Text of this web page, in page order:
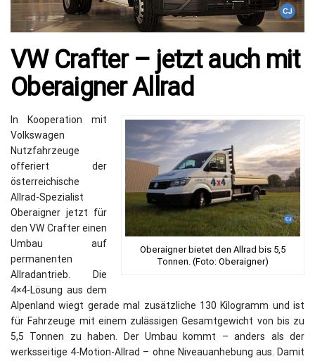
VW Crafter – jetzt auch mit
Oberaigner Allrad
Oberaigner bietet den Allrad bis 5,5
Tonnen. (Foto: Oberaigner)
In Kooperation mit
Volkswagen
Nutzfahrzeuge
offeriert der
österreichische
Allrad-Spezialist
Oberaigner jetzt für
den VW Crafter einen
Umbau auf
permanenten
Allradantrieb. Die
4×4-Lösung aus dem
Alpenland wiegt gerade mal zusätzliche 130 Kilogramm und ist
für Fahrzeuge mit einem zulässigen Gesamtgewicht von bis zu
5,5 Tonnen zu haben. Der Umbau kommt – anders als der
werksseitige 4-Motion-Allrad – ohne Niveauanhebung aus. Damit